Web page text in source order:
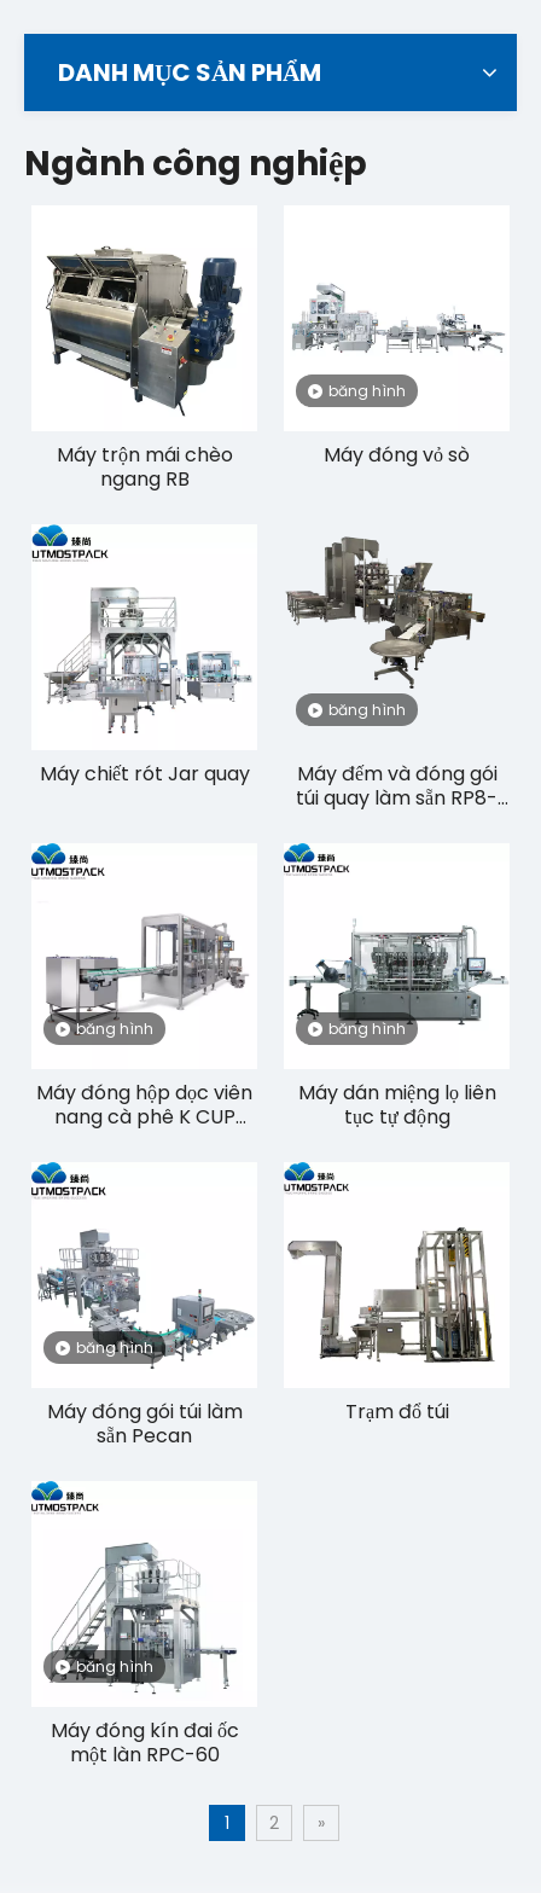
DANH MỤC SẢN PHẨM
Ngành công nghiệp
Máy trộn mái chèo
ngang RB
băng hình
Máy đóng vỏ sò
Máy chiết rót Jar quay
băng hình
Máy đếm và đóng gói
túi quay làm sẵn RP8-
băng hình
Máy đóng hộp dọc viên
nang cà phê K CUP
băng hình
Máy dán miệng lọ liên
tục tự động
băng hình
Máy đóng gói túi làm
sẵn Pecan
Trạm đổ túi
băng hình
Máy đóng kín đai ốc
một làn RPC-60
1 2 »